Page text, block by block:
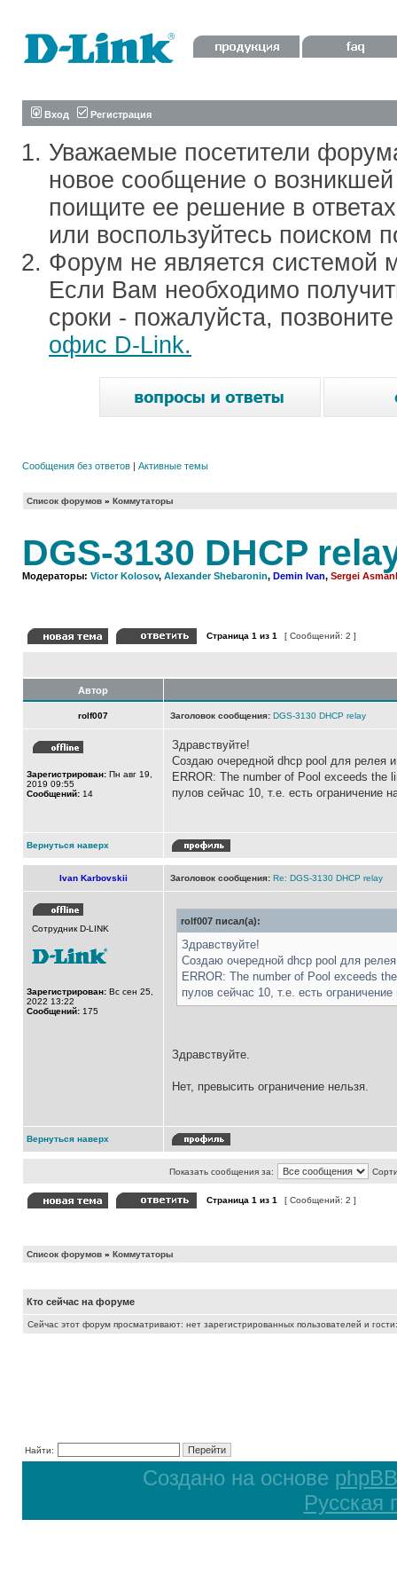
Вход Регистрация
Уважаемые посетители
новое сообщение о
поищите ее решение в
или воспользуйтесь поиском
Форум не является системой
Если Вам необходимо
сроки - пожалуйста,
офис D-Link.
Сообщения без ответов | Активные темы
Список форумов » Коммутаторы
DGS-3130 DHCP
Модераторы: Victor Kolosov, Alexander Shebaronin, Demin Ivan, Sergei
Страница 1 из 1 [ Сообщений: 2 ]
Автор
rolf007 Заголовок сообщения: DGS-3130 DHCP relay
Зарегистрирован: Пн авг 19,
2019 09:55
Сообщений: 14
Здравствуйте!
Создаю очередной dhcp pool для релея
ERROR: The number of Pool exceeds the
пулов сейчас 10, т.е. есть ограничение
Вернуться наверх
Ivan Karbovskii Заголовок сообщения: Re: DGS-3130 DHCP relay
Сотрудник D-LINK
Зарегистрирован: Вс сен 25,
2022 13:22
Сообщений: 175
rolf007 писал(а):
Здравствуйте!
Создаю очередной dhcp pool для
ERROR: The number of Pool exceeds
пулов сейчас 10, т.е. есть
Здравствуйте.
Нет, превысить ограничение нельзя.
Вернуться наверх
Показать сообщения за:
Страница 1 из 1 [ Сообщений: 2 ]
Список форумов » Коммутаторы
Кто сейчас на форуме
Сейчас этот форум просматривают: нет зарегистрированных пользователей и
Найти:
Создано на основе phpBB
Русская